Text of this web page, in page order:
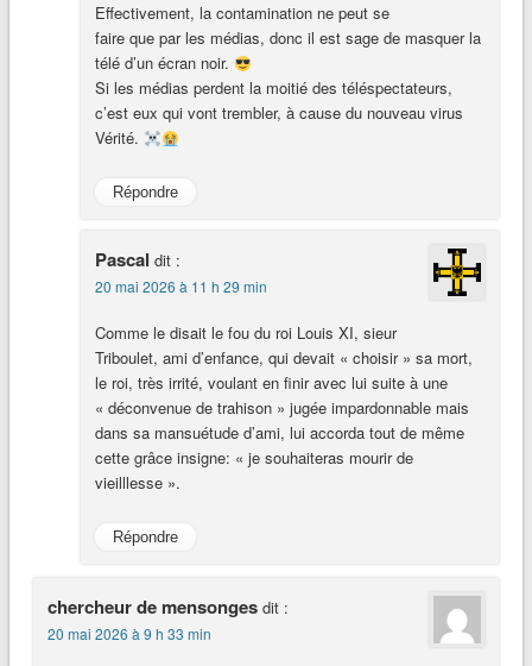
Effectivement, la contamination ne peut se
faire que par les médias, donc il est sage de masquer la
télé d’un écran noir.
Si les médias perdent la moitié des téléspectateurs,
c’est eux qui vont trembler, à cause du nouveau virus
Vérité.
Répondre
Pascal dit :
20 mai 2026 à 11 h 29 min
Comme le disait le fou du roi Louis XI, sieur
Triboulet, ami d’enfance, qui devait « choisir » sa mort,
le roi, très irrité, voulant en finir avec lui suite à une
« déconvenue de trahison » jugée impardonnable mais
dans sa mansuétude d’ami, lui accorda tout de même
cette grâce insigne: « je souhaiteras mourir de
vieilllesse ».
Répondre
chercheur de mensonges dit :
20 mai 2026 à 9 h 33 min